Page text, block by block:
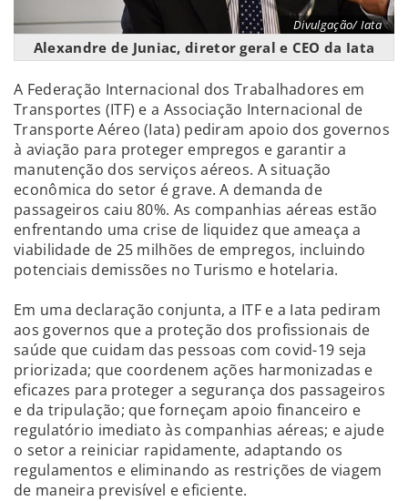
Divulgação/ Iata
Alexandre de Juniac, diretor geral e CEO da Iata
A Federação Internacional dos Trabalhadores em
Transportes (ITF) e a Associação Internacional de
Transporte Aéreo (Iata) pediram apoio dos governos
à aviação para proteger empregos e garantir a
manutenção dos serviços aéreos. A situação
econômica do setor é grave. A demanda de
passageiros caiu 80%. As companhias aéreas estão
enfrentando uma crise de liquidez que ameaça a
viabilidade de 25 milhões de empregos, incluindo
potenciais demissões no Turismo e hotelaria.
Em uma declaração conjunta, a ITF e a Iata pediram
aos governos que a proteção dos profissionais de
saúde que cuidam das pessoas com covid-19 seja
priorizada; que coordenem ações harmonizadas e
eficazes para proteger a segurança dos passageiros
e da tripulação; que forneçam apoio financeiro e
regulatório imediato às companhias aéreas; e ajude
o setor a reiniciar rapidamente, adaptando os
regulamentos e eliminando as restrições de viagem
de maneira previsível e eficiente.